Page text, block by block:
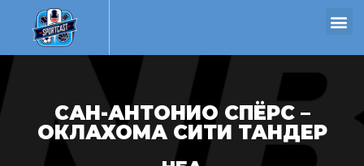
САН-АНТОНИО СПЁРС –
ОКЛАХОМА СИТИ ТАНДЕР